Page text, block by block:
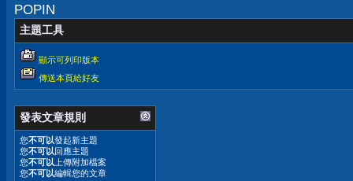
POPIN
主題工具
顯示可列印版本
傳送本頁給好友
發表文章規則
您不可以發起新主題
您不可以回應主題
您不可以 上傳附加檔案
您不可以編輯您的文章